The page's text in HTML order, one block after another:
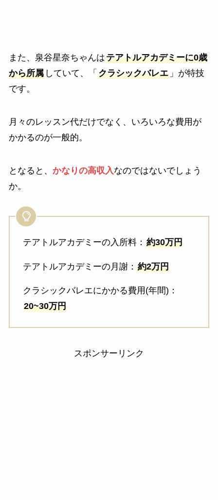
また、泉谷星奈ちゃんはテアトルアカデミーに0歳
から所属していて、「 クラシックバレエ」が特技
です。
月々のレッスン代だけでなく、いろいろな費用が
かかるのが一般的。
となると、 かなりの高収入なのではないでしょう
か。
テアトルアカデミーの入所料： 約30万円
テアトルアカデミーの月謝： 約2万円
クラシックバレエにかかる費用(年間)：
20~30万円
スポンサーリンク